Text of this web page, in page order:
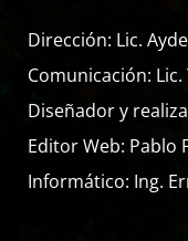
Dirección: Lic.
Comunicación: Lic.
Diseñador y
Editor Web: Pablo
Informático: Ing.